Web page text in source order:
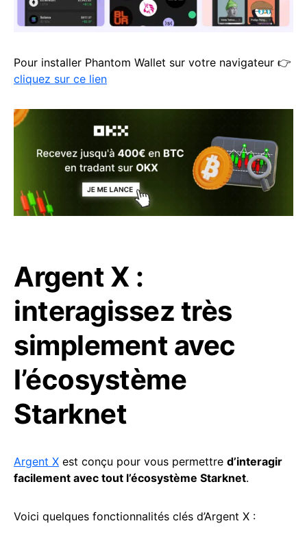
Pour installer Phantom Wallet sur votre navigateur 👉
cliquez sur ce lien
Argent X :
interagissez très
simplement avec
l’écosystème
Starknet
Argent X est conçu pour vous permettre d’interagir
facilement avec tout l’écosystème Starknet.
Voici quelques fonctionnalités clés d’Argent X :